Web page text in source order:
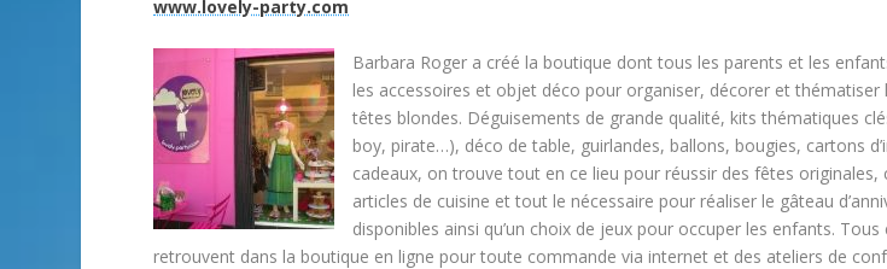
www.lovely-party.com
Barbara Roger a créé la boutique dont tous les parents et les
les accessoires et objet déco pour organiser, décorer et thématiser
têtes blondes. Déguisements de grande qualité, kits thématiques
boy, pirate…), déco de table, guirlandes, ballons, bougies, cartons
cadeaux, on trouve tout en ce lieu pour réussir des fêtes originales,
articles de cuisine et tout le nécessaire pour réaliser le gâteau
disponibles ainsi qu’un choix de jeux pour occuper les enfants.
retrouvent dans la boutique en ligne pour toute commande via internet et des ateliers de